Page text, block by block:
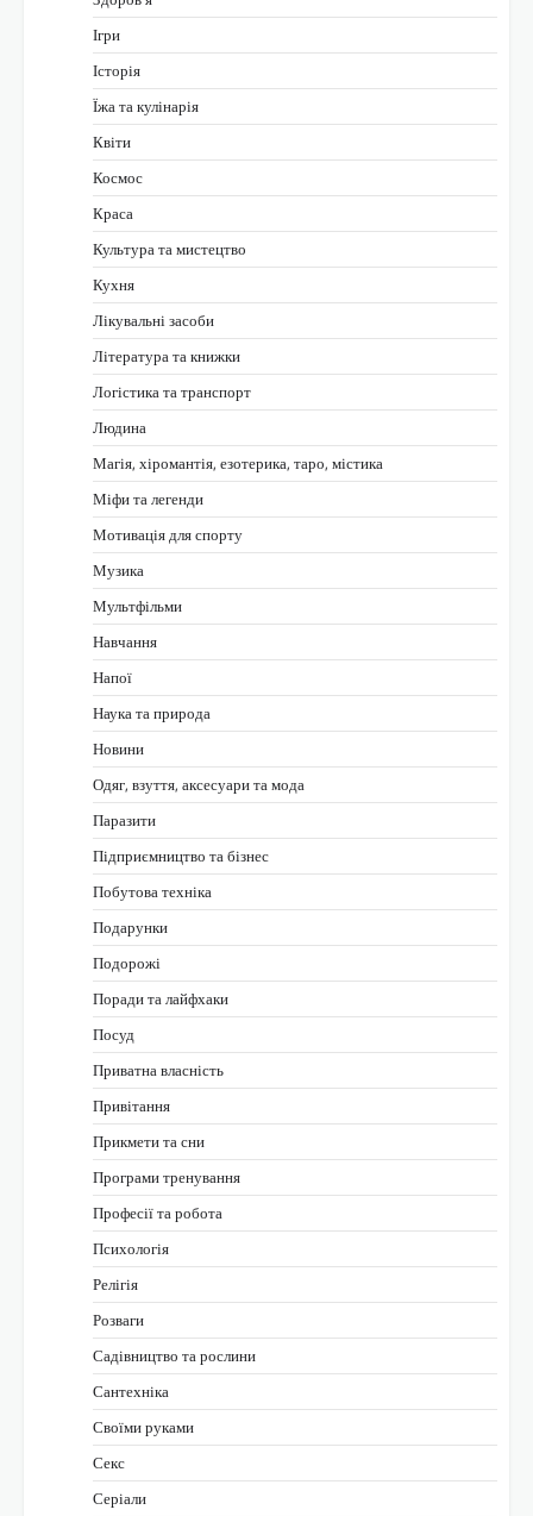
Ігри
Історія
Їжа та кулінарія
Квіти
Космос
Краса
Культура та мистецтво
Кухня
Лікувальні засоби
Література та книжки
Логістика та транспорт
Людина
Магія, хіромантія, езотерика, таро, містика
Міфи та легенди
Мотивація для спорту
Музика
Мультфільми
Навчання
Напої
Наука та природа
Новини
Одяг, взуття, аксесуари та мода
Паразити
Підприємництво та бізнес
Побутова техніка
Подарунки
Подорожі
Поради та лайфхаки
Посуд
Приватна власність
Привітання
Прикмети та сни
Програми тренування
Професії та робота
Психологія
Релігія
Розваги
Садівництво та рослини
Сантехніка
Своїми руками
Секс
Серіали